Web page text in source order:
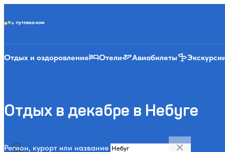
Отдых и оздоровление Отели Авиабилеты
Отдых в декабре в Небуге
Регион, курорт или название